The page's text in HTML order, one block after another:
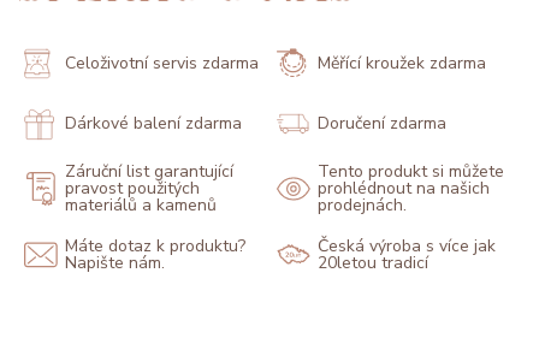
Celoživotní servis zdarma Měřící kroužek zdarma
Dárkové balení zdarma Doručení zdarma
Záruční list garantující
pravost použitých
materiálů a kamenů
Tento produkt si můžete
prohlédnout na našich
prodejnách.
Máte dotaz k produktu?
Napište nám.
Česká výroba s více jak
20letou tradicí